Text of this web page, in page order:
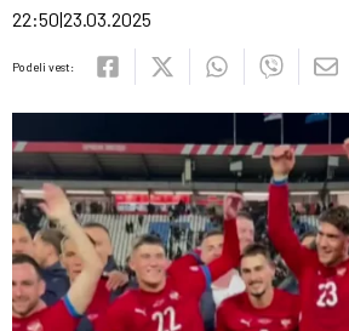
22:50 23.03.2025
Podeli vest: